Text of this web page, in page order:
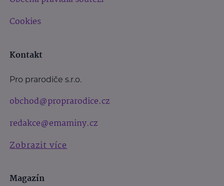
Cookies
Kontakt
Pro prarodiče s.r.o.
obchod@proprarodice.cz
redakce@emaminy.cz
Zobrazit více
Magazín